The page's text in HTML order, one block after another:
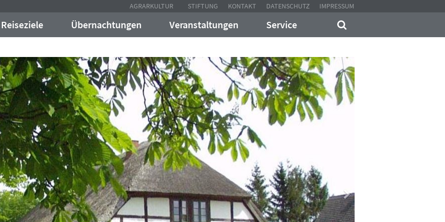
AGRARKULTUR STIFTUNG KONTAKT DATENSCHUTZ IMPRESSUM
Reiseziele Übernachtungen Veranstaltungen Service